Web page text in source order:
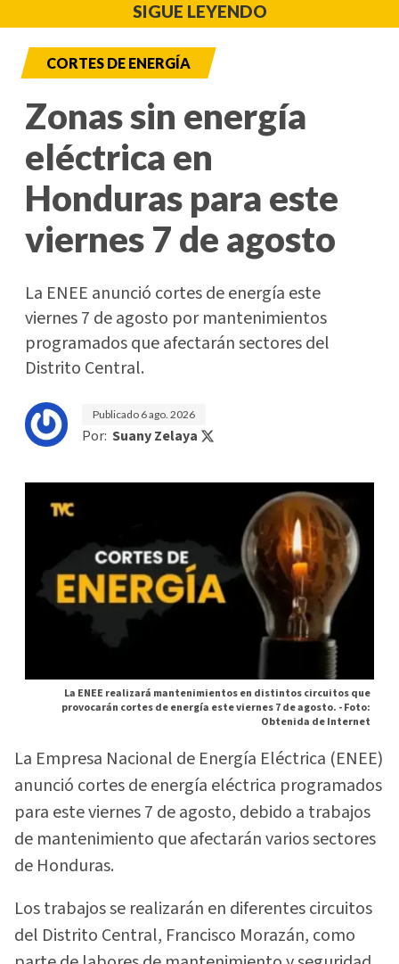
SIGUE LEYENDO
CORTES DE ENERGÍA
Zonas sin energía
eléctrica en
Honduras para este
viernes 7 de agosto
La ENEE anunció cortes de energía este
viernes 7 de agosto por mantenimientos
programados que afectarán sectores del
Distrito Central.
Publicado 6 ago. 2026
Por: Suany Zelaya
La ENEE realizará mantenimientos en distintos circuitos que
provocarán cortes de energía este viernes 7 de agosto. -Foto:
Obtenida de Internet
La Empresa Nacional de Energía Eléctrica (ENEE)
anunció cortes de energía eléctrica programados
para este viernes 7 de agosto, debido a trabajos
de mantenimiento que afectarán varios sectores
de Honduras.
Los trabajos se realizarán en diferentes circuitos
del Distrito Central, Francisco Morazán, como